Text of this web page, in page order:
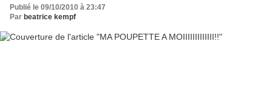
Publié le 09/10/2010 à 23:47
Par beatrice kempf